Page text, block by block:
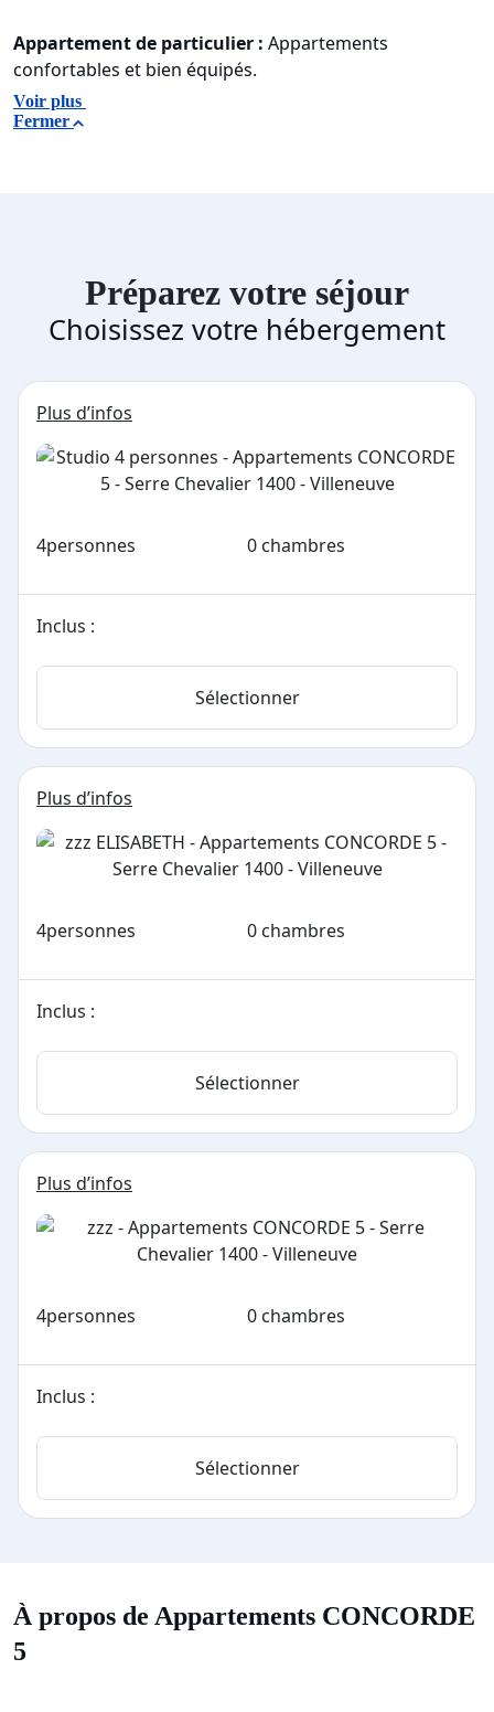
Appartement de particulier : Appartements
confortables et bien équipés.
Voir plus
Fermer
Préparez votre séjour
Choisissez votre hébergement
Plus d’infos
4personnes 0 chambres
Inclus :
Sélectionner
Plus d’infos
4personnes 0 chambres
Inclus :
Sélectionner
Plus d’infos
4personnes 0 chambres
Inclus :
Sélectionner
À propos de Appartements CONCORDE
5